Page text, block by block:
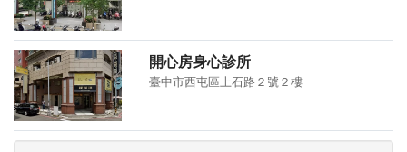
開心房身心診所
臺中市西屯區上石路２號２樓